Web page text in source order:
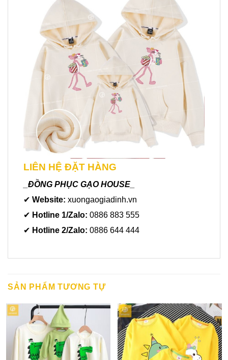
LIÊN HỆ ĐẶT HÀNG
_ĐỒNG PHỤC GẠO HOUSE_
✔ Website: xuongaogiadinh.vn
✔ Hotline 1/Zalo: 0886 883 555
✔ Hotline 2/Zalo: 0886 644 444
SẢN PHẨM TƯƠNG TỰ